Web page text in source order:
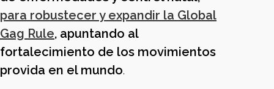
para robustecer y expandir la Global
Gag Rule, apuntando al
fortalecimiento de los movimientos
provida en el mundo.